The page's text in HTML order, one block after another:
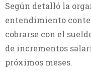
Según detalló la
entendimiento
cobrarse con el
de incrementos
próximos meses.